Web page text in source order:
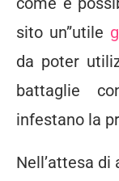
sito un”utile
da poter
battaglie
infestano la
Nell’attesa